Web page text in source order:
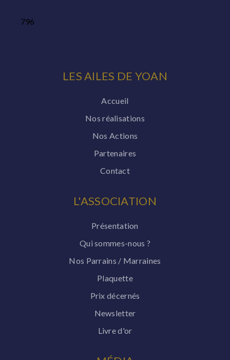
796
LES AILES DE YOAN
Accueil
Nos réalisations
Nos Actions
Partenaires
Contact
L'ASSOCIATION
Présentation
Qui sommes-nous ?
Nos Parrains / Marraines
Plaquette
Prix décernés
Newsletter
Livre d'or